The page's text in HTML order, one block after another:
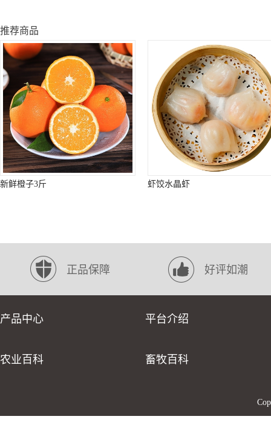
推荐商品
新鲜橙子3斤 虾饺水晶虾
正品保障 好评如潮
产品中心 平台介绍
农业百科 畜牧百科